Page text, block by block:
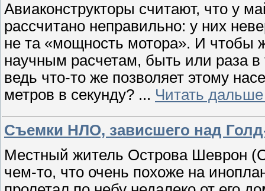
Авиаконструкторы считают, что у
рассчитано неправильно: у них
не та «мощность мотора». И чтобы
научным расчетам, быть или раза
ведь что-то же позволяет этому
метров в секунду? ... Читать
Съемки НЛО, зависшего над
Местный житель Острова Шеврон
чем-то, что очень похоже на